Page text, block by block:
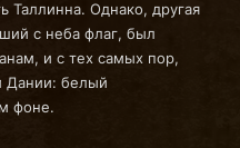
Таллинна. Однако, другая
с неба флаг, был
и с тех самых пор,
Дании: белый
фоне.